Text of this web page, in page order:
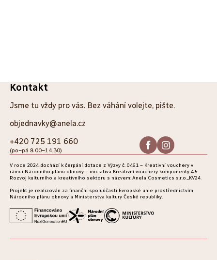
Kontakt
Jsme tu vždy pro vás. Bez váhání volejte, pište.
objednavky@anela.cz
+420 725 191 660
(po–pá 8.00–14.30)
V roce 2024 dochází k čerpání dotace z Výzvy č. 0461 – Kreativní vouchery v
rámci Národního plánu obnovy – iniciativa Kreativní vouchery komponenty 4.5
Rozvoj kulturního a kreativního sektoru s názvem: Anela Cosmetics s.r.o._KV24.
Projekt je realizován za finanční spoluúčasti Evropské unie prostřednictvím
Národního plánu obnovy a Ministerstva kultury České republiky.